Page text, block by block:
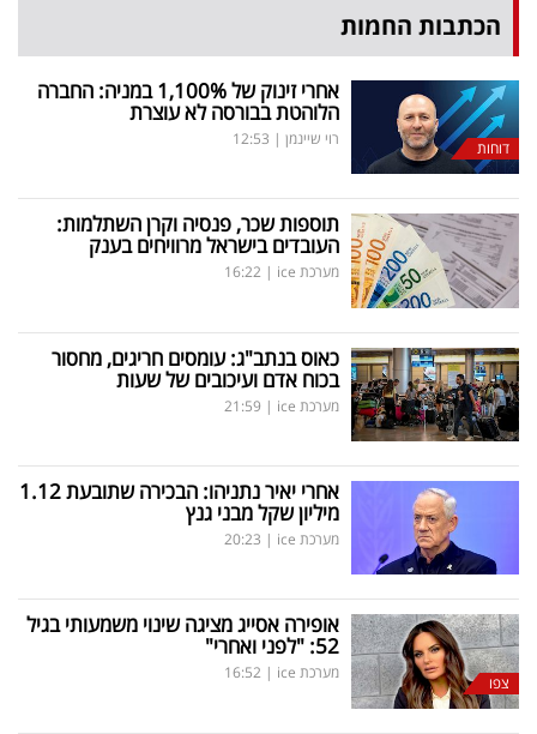
הכתבות החמות
דוחות
אחרי זינוק של 1,100% במניה: החברה
הלוהטת בבורסה לא עוצרת
רוי שיינמן |
12:53
תוספות שכר, פנסיה וקרן השתלמות:
העובדים בישראל מרוויחים בענק
מערכת ice |
16:22
כאוס בנתב"ג: עומסים חריגים, מחסור
בכוח אדם ועיכובים של שעות
מערכת ice |
21:59
אחרי יאיר נתניהו: הבכירה שתובעת 1.12
מיליון שקל מבני גנץ
מערכת ice |
20:23
צפו
אופירה אסייג מציגה שינוי משמעותי בגיל
52: "לפני ואחרי"
מערכת ice |
16:52